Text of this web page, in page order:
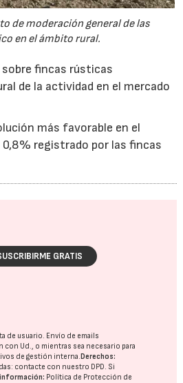
de moderación general de las
en el ámbito rural.
fincas rústicas
de la actividad en el mercado
más favorable en el
registrado por las fincas
GRATIS
de usuario. Envío de emails
con Ud., o mientras sea necesario para
de gestión interna. Derechos:
contacte con nuestro DPD. Si
información: Política de Protección de
30/07/2026